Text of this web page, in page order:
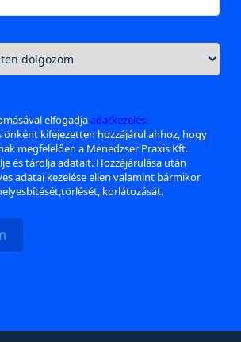
elfogadjaadatkezelési
önként kifejezetten hozzájárul ahhoz, hogy
megfelelően a Menedzser Praxis Kft.
és tárolja adatait. Hozzájárulása után
adatai kezelése ellen valamint bármikor
korlátozását.